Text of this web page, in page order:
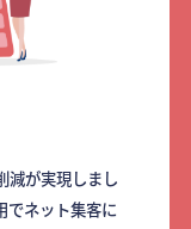
減が実現しまし
でネット集客に